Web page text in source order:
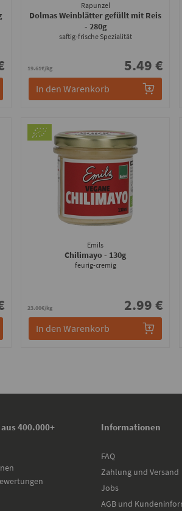
Rapunzel
Dolmas Weinblätter gefüllt mit Reis
- 280g
saftig-frische Spezialität
19.61€/kg 5.49 €
In den Warenkorb
Emils
Chilimayo- 130g
feurig-cremig
23.00€/kg 2.99 €
In den Warenkorb
400.000+
Informationen
FAQ
Zahlung und Versand
Jobs
AGB und